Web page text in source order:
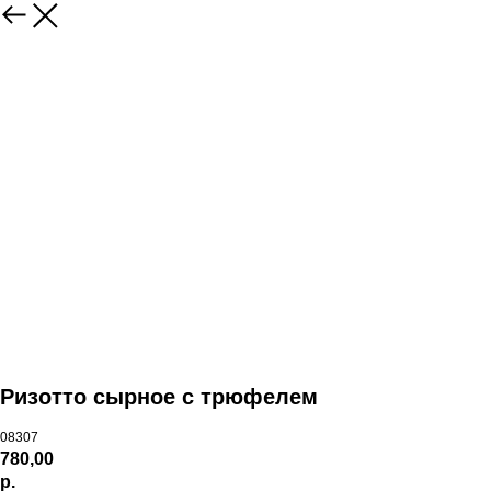
Ризотто сырное с трюфелем
08307
780,00
р.